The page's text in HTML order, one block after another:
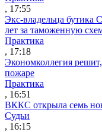
, 17:55
Экс-владельца бутика
лет за таможенную
Практика
, 17:18
Экономколлегия
пожаре
Практика
, 16:51
ВККС открыла семь
Судьи
, 16:15